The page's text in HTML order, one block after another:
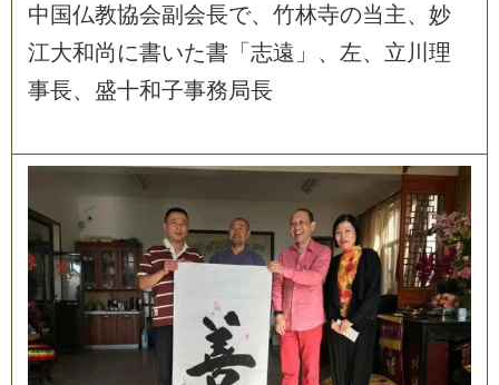
中 国仏教協会副 会長で、 竹林寺の当主、 妙
江大和尚に書いた書 「 志遠 」 、 左、 立 川 理
事長、 盛十和子事務局長